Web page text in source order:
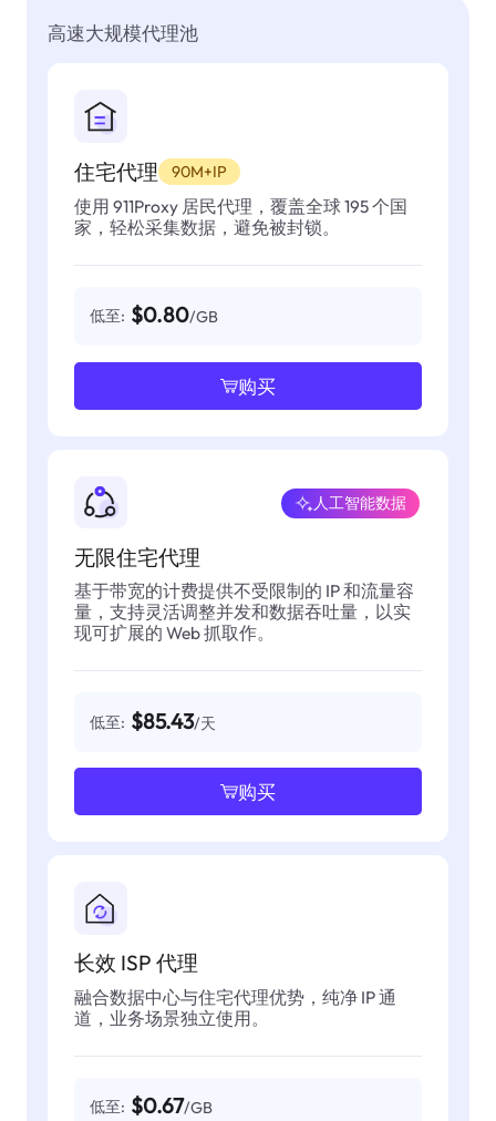
高速大规模代理池
住宅代理 90M+IP
使用 911Proxy 居民代理，覆盖全球 195 个国
家，轻松采集数据，避免被封锁。
低至: $0.80/GB
购买
无限住宅代理
人工智能数据
基于带宽的计费提供不受限制的 IP 和流量容
量，支持灵活调整并发和数据吞吐量，以实
现可扩展的 Web 抓取作。
低至: $85.43/天
购买
长效 ISP 代理
融合数据中心与住宅代理优势，纯净 IP 通
道，业务场景独立使用。
低至: $0.67/GB